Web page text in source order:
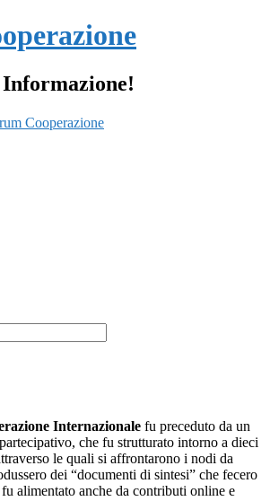
Cooperazione
Internazionale fu preceduto da un
che fu strutturato intorno a dieci
le quali si affrontarono i nodi da
dei “documenti di sintesi” che fecero
alimentato anche da contributi online e